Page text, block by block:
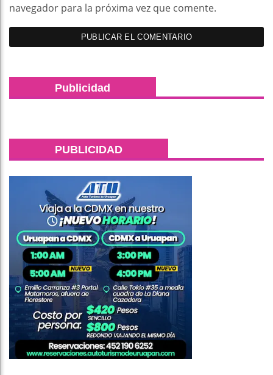
navegador para la próxima vez que comente.
Publicidad
PUBLICIDAD